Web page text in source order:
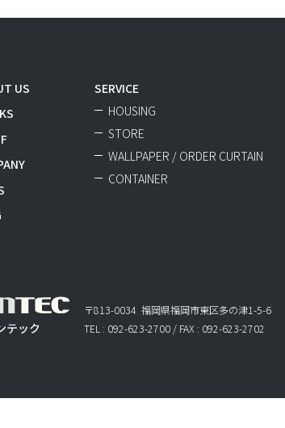
US
SERVICE
HOUSING
STORE
WALLPAPER / ORDER CURTAIN
CONTAINER
テック
〒813-0034 福岡県福岡市東区多の津1-5-6
TEL : 092-623-2700 / FAX : 092-623-2702